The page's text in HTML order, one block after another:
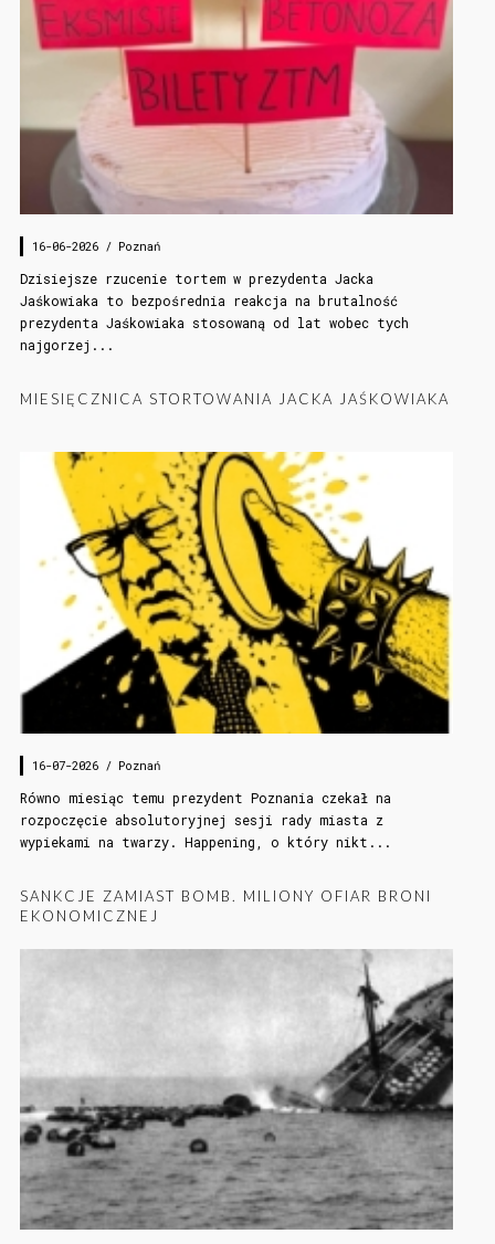
16-06-2026 / Poznań
Dzisiejsze rzucenie tortem w prezydenta Jacka
Jaśkowiaka to bezpośrednia reakcja na brutalność
prezydenta Jaśkowiaka stosowaną od lat wobec tych
najgorzej...
MIESIĘCZNICA STORTOWANIA JACKA JAŚKOWIAKA
16-07-2026 / Poznań
Równo miesiąc temu prezydent Poznania czekał na
rozpoczęcie absolutoryjnej sesji rady miasta z
wypiekami na twarzy. Happening, o który nikt...
SANKCJE ZAMIAST BOMB. MILIONY OFIAR BRONI
EKONOMICZNEJ